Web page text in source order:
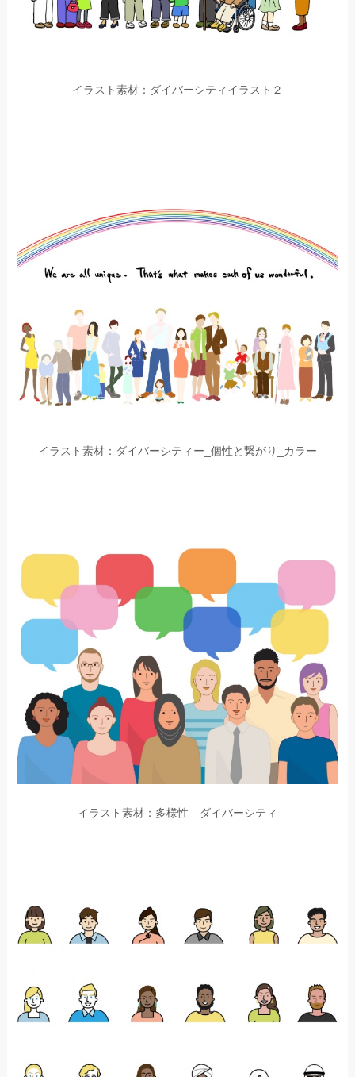
イラスト素材：ダイバーシティイラスト２
イラスト素材：ダイバーシティー_個性と繋がり_カラー
イラスト素材：多様性 ダイバーシティ